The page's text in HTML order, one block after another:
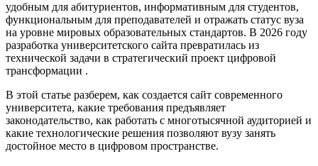
удобным для абитуриентов, информативным для студентов,
функциональным для преподавателей и отражать статус вуза
на уровне мировых образовательных стандартов. В 2026 году
разработка университетского сайта превратилась из
технической задачи в стратегический проект цифровой
трансформации .
В этой статье разберем, как создается сайт современного
университета, какие требования предъявляет
законодательство, как работать с многотысячной аудиторией и
какие технологические решения позволяют вузу занять
достойное место в цифровом пространстве.